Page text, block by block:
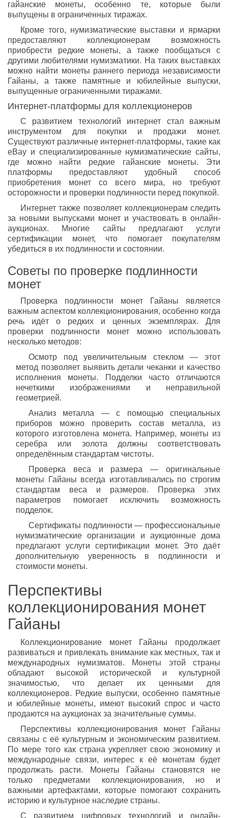
гайанские монеты, особенно те, которые были
выпущены в ограниченных тиражах.
Кроме того, нумизматические выставки и ярмарки
предоставляют коллекционерам возможность
приобрести редкие монеты, а также пообщаться с
другими любителями нумизматики. На таких выставках
можно найти монеты раннего периода независимости
Гайаны, а также памятные и юбилейные выпуски,
выпущенные ограниченными тиражами.
Интернет-платформы для коллекционеров
С развитием технологий интернет стал важным
инструментом для покупки и продажи монет.
Существуют различные интернет-платформы, такие как
eBay и специализированные нумизматические сайты,
где можно найти редкие гайанские монеты. Эти
платформы предоставляют удобный способ
приобретения монет со всего мира, но требуют
осторожности и проверки подлинности перед покупкой.
Интернет также позволяет коллекционерам следить
за новыми выпусками монет и участвовать в онлайн-
аукционах. Многие сайты предлагают услуги
сертификации монет, что помогает покупателям
убедиться в их подлинности и состоянии.
Советы по проверке подлинности
монет
Проверка подлинности монет Гайаны является
важным аспектом коллекционирования, особенно когда
речь идёт о редких и ценных экземплярах. Для
проверки подлинности монет можно использовать
несколько методов:
Осмотр под увеличительным стеклом — этот
метод позволяет выявить детали чеканки и качество
исполнения монеты. Подделки часто отличаются
нечеткими изображениями и неправильной
геометрией.
Анализ металла — с помощью специальных
приборов можно проверить состав металла, из
которого изготовлена монета. Например, монеты из
серебра или золота должны соответствовать
определённым стандартам чистоты.
Проверка веса и размера — оригинальные
монеты Гайаны всегда изготавливались по строгим
стандартам веса и размеров. Проверка этих
параметров помогает исключить возможность
подделок.
Сертификаты подлинности — профессиональные
нумизматические организации и аукционные дома
предлагают услуги сертификации монет. Это даёт
дополнительную уверенность в подлинности и
стоимости монеты.
Перспективы
коллекционирования монет
Гайаны
Коллекционирование монет Гайаны продолжает
развиваться и привлекать внимание как местных, так и
международных нумизматов. Монеты этой страны
обладают высокой исторической и культурной
значимостью, что делает их ценными для
коллекционеров. Редкие выпуски, особенно памятные
и юбилейные монеты, имеют высокий спрос и часто
продаются на аукционах за значительные суммы.
Перспективы коллекционирования монет Гайаны
связаны с её культурным и экономическим развитием.
По мере того как страна укрепляет свою экономику и
международные связи, интерес к её монетам будет
продолжать расти. Монеты Гайаны становятся не
только предметами коллекционирования, но и
важными артефактами, которые помогают сохранить
историю и культурное наследие страны.
С развитием цифровых технологий и онлайн-